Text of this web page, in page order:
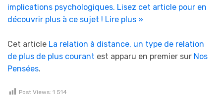
implications psychologiques. Lisez cet article pour en
découvrir plus à ce sujet ! Lire plus »
Cet article La relation à distance, un type de relation
de plus de plus courant est apparu en premier sur Nos
Pensées.
Post Views: 1 514